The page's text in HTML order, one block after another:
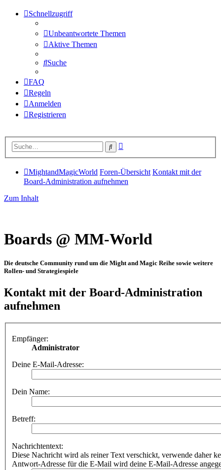
Schnellzugriff
Unbeantwortete Themen
Aktive Themen
Suche
FAQ
Regeln
Anmelden
Registrieren
Suche
MightandMagicWorld Foren-Übersicht Kontakt mit der
Board-Administration aufnehmen
Zum Inhalt
Boards @ MM-World
Die deutsche Community rund um die Might and Magic Reihe sowie weitere
Rollen- und Strategiespiele
Kontakt mit der Board-Administration
aufnehmen
Empfänger:
Administrator
Deine E-Mail-Adresse:
Dein Name:
Betreff:
Nachrichtentext:
Diese Nachricht wird als reiner Text verschickt, verwende daher
Antwort-Adresse für die E-Mail wird deine E-Mail-Adresse